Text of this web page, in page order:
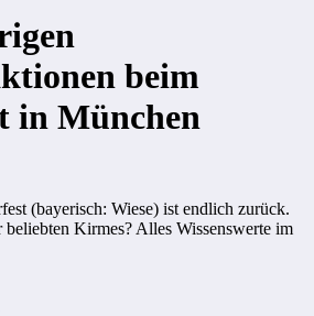
beim
in München
(bayerisch: Wiese) ist endlich zurück.
beliebten Kirmes? Alles Wissenswerte im